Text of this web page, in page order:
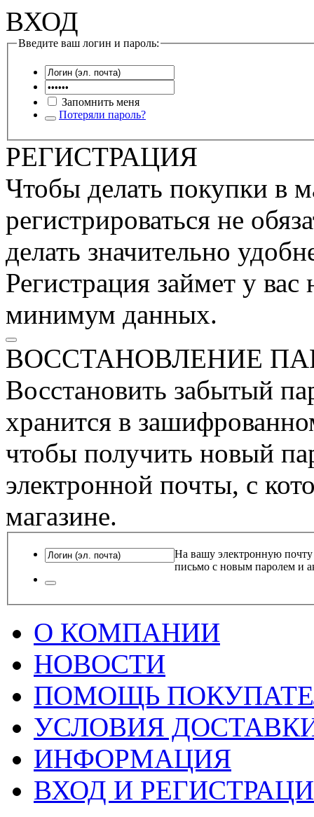
ВХОД
Введите ваш логин и пароль:
Запомнить меня
Потеряли пароль?
РЕГИСТРАЦИЯ
Чтобы делать покупки в
регистрироваться не
делать значительно
Регистрация займет у
минимум данных.
ВОССТАНОВЛЕНИЕ
Восстановить забытый
хранится в
чтобы получить новый
электронной почты, с
магазине.
На вашу электронную почту
письмо с новым паролем и
О КОМПАНИИ
НОВОСТИ
ПОМОЩЬ
УСЛОВИЯ
ИНФОРМАЦИЯ
ВХОД И